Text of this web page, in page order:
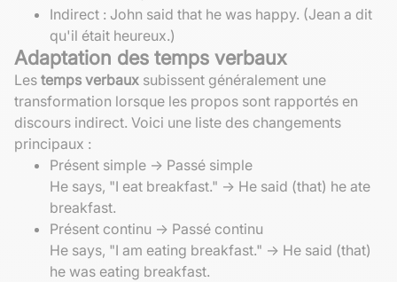
Indirect : John said that he was happy. (Jean a dit
qu'il était heureux.)
Adaptation des temps verbaux
Les temps verbaux subissent généralement une
transformation lorsque les propos sont rapportés en
discours indirect. Voici une liste des changements
principaux :
Présent simple -> Passé simple
He says, "I eat breakfast." -> He said (that) he ate
breakfast.
Présent continu -> Passé continu
He says, "I am eating breakfast." -> He said (that)
he was eating breakfast.